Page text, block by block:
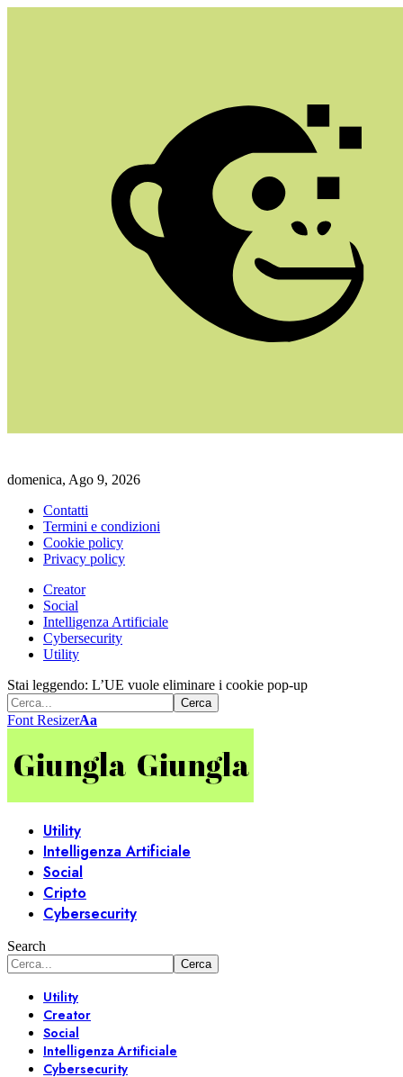
domenica, Ago 9, 2026
Contatti
Termini e condizioni
Cookie policy
Privacy policy
Creator
Social
Intelligenza Artificiale
Cybersecurity
Utility
Stai leggendo: L’UE vuole eliminare i cookie pop-up
Font ResizerAa
Utility
Intelligenza Artificiale
Social
Cripto
Cybersecurity
Search
Utility
Creator
Social
Intelligenza Artificiale
Cybersecurity